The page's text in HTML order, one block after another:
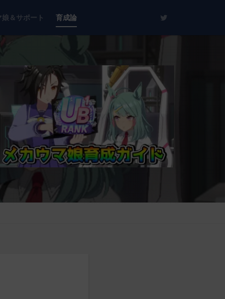
娘＆サポート 育成論